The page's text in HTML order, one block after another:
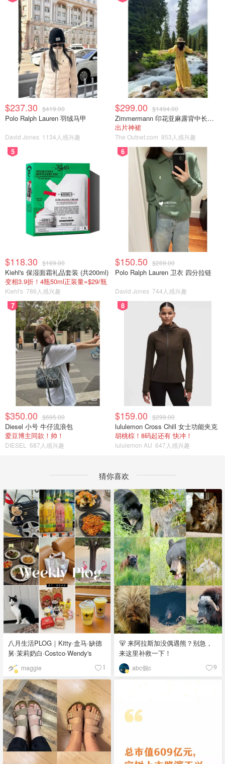
$237.30 $419.00
Polo Ralph Lauren 羽绒马甲
David Jones 1134人感兴趣
$299.00 $1494.00
Zimmermann 印花亚麻露背中长连衣裙
出片神裙
The Outnet.com 853人感兴趣
5
$118.30 $169.00
Kiehl's 保湿面霜礼品套装 (共200ml)
变相3.9折！4瓶50ml正装量=$29/瓶
Kiehl's 786人感兴趣
6
$150.50 $269.00
Polo Ralph Lauren 卫衣 四分拉链
David Jones 744人感兴趣
7
$350.00 $695.00
Diesel 小号 牛仔流浪包
爱豆博主同款！帅！
DIESEL 687人感兴趣
8
$159.00 $299.00
lululemon Cross Chill 女士功能夹克
胡桃棕！8码起还有 快冲！
lululemon AU 647人感兴趣
猜你喜欢
八月生活PLOG｜Kitty·盒马·缺德
舅·茉莉奶白·Costco·Wendy's
maggie 1
🐻 来阿拉斯加没偶遇熊？别急，
来这里补救一下！
abc個c 9